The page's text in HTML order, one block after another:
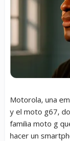
Motorola, una
y el moto g67,
familia moto g
hacer un